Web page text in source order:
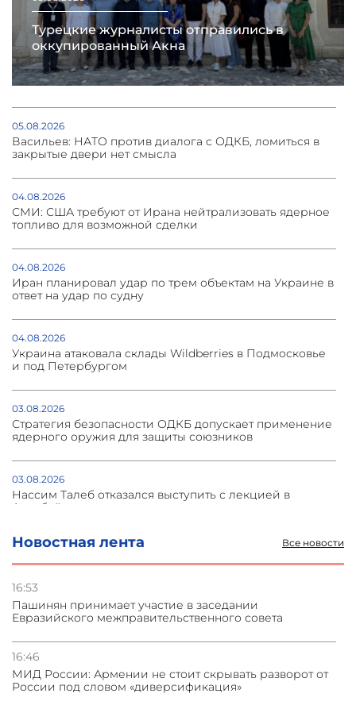
Новостная лента Все новости
16:53
Пашинян принимает участие в заседании
Евразийского межправительственного совета
16:46
МИД России: Армении не стоит скрывать разворот от
России под словом «диверсификация»
Турецкие журналисты отправились в
оккупированный Акна
05.08.2026
Васильев: НАТО против диалога с ОДКБ, ломиться в
закрытые двери нет смысла
04.08.2026
СМИ: США требуют от Ирана нейтрализовать ядерное
топливо для возможной сделки
04.08.2026
Иран планировал удар по трем объектам на Украине в
ответ на удар по судну
04.08.2026
Украина атаковала склады Wildberries в Подмосковье
и под Петербургом
03.08.2026
Стратегия безопасности ОДКБ допускает применение
ядерного оружия для защиты союзников
03.08.2026
Нассим Талеб отказался выступить с лекцией в
Азербайджане
31.07.2026
Сотрудничество и очереди – детали визита главы
31.07.2026
31.07.2026